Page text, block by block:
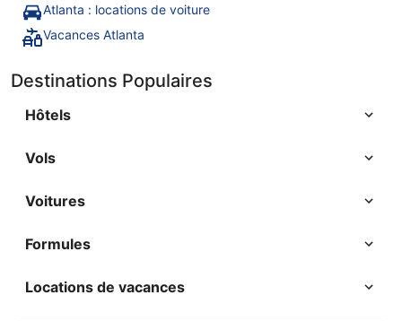
Atlanta : locations de voiture
Vacances Atlanta
Destinations Populaires
Hôtels
Vols
Voitures
Formules
Locations de vacances